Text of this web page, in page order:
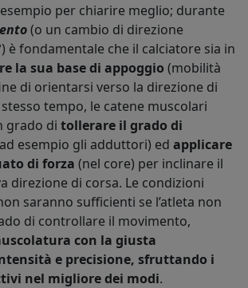
per chiarire meglio; durante
(o un cambio di direzione
è fondamentale che il calciatore sia in
la sua base di appoggio (mobilità
di orientarsi verso la direzione di
tempo, le catene muscolari
grado di tollerare il grado di
esempio gli adduttori) ed applicare
di forza (nel core) per inclinare il
direzione di corsa. Le condizioni
saranno sufficienti se l’atleta non
di controllare il movimento,
con la giusta
e precisione, sfruttando i
nel migliore dei modi.